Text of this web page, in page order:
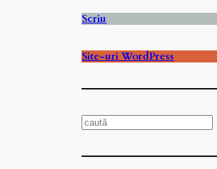
Scriu
Site-uri WordPress
S
a